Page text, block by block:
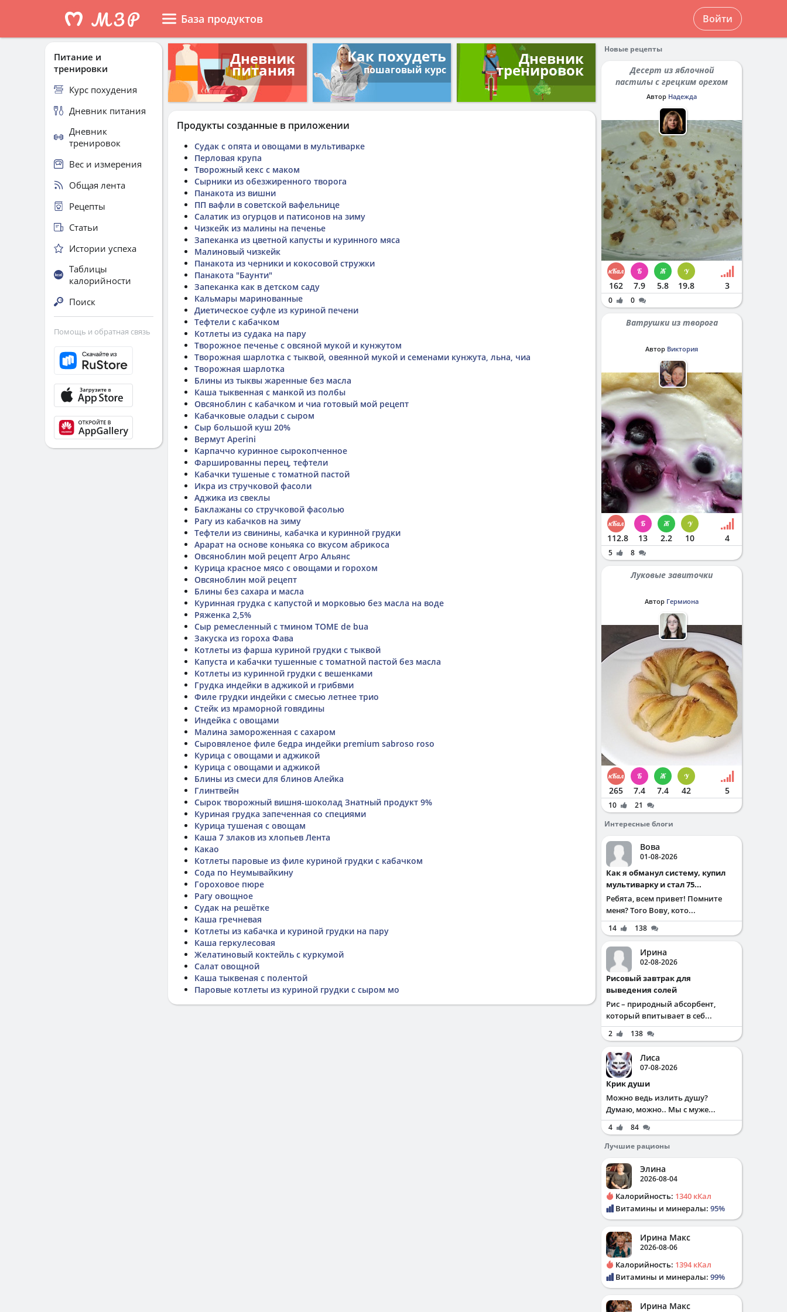
База продуктов Войти
Дневник
питания
Как похудеть
пошаговый курс
Дневник
тренировок
Продукты созданные в приложении
Судак с опята и овощами в мультиварке
Перловая крупа
Творожный кекс с маком
Сырники из обезжиренного творога
Панакота из вишни
ПП вафли в советской вафельнице
Салатик из огурцов и патисонов на зиму
Чизкейк из малины на печенье
Запеканка из цветной капусты и куринного мяса
Малиновый чизкейк
Панакота из черники и кокосовой стружки
Панакота "Баунти"
Запеканка как в детском саду
Кальмары маринованные
Диетическое суфле из куриной печени
Тефтели с кабачком
Котлеты из судака на пару
Творожное печенье с овсяной мукой и кунжутом
Творожная шарлотка с тыквой, овеянной мукой и семенами кунжута, льна, чиа
Творожная шарлотка
Блины из тыквы жаренные без масла
Каша тыквенная с манкой из полбы
Овсяноблин с кабачком и чиа готовый мой рецепт
Кабачковые оладьи с сыром
Сыр большой куш 20%
Вермут Aperini
Карпаччо куринное сырокопченное
Фаршированны перец, тефтели
Кабачки тушеные с томатной пастой
Икра из стручковой фасоли
Аджика из свеклы
Баклажаны со стручковой фасолью
Рагу из кабачков на зиму
Тефтели из свинины, кабачка и куринной грудки
Арарат на основе коньяка со вкусом абрикоса
Овсяноблин мой рецепт Агро Альянс
Курица красное мясо с овощами и горохом
Овсяноблин мой рецепт
Блины без сахара и масла
Куринная грудка с капустой и морковью без масла на воде
Ряженка 2,5%
Сыр ремесленный с тмином TOME de bua
Закуска из гороха Фава
Котлеты из фарша куриной грудки с тыквой
Капуста и кабачки тушенные с томатной пастой без масла
Котлеты из куринной грудки с вешенками
Грудка индейки в аджикой и грибвми
Филе грудки индейки с смесью летнее трио
Стейк из мраморной говядины
Индейка с овощами
Малина замороженная с сахаром
Сыровяленое филе бедра индейки premium sabroso roso
Курица с овощами и аджикой
Курица с овощами и аджикой
Блины из смеси для блинов Алейка
Глинтвейн
Сырок творожный вишня-шоколад Знатный продукт 9%
Куриная грудка запеченная со специями
Курица тушеная с овощам
Каша 7 злаков из хлопьев Лента
Какао
Котлеты паровые из филе куриной грудки с кабачком
Сода по Неумывайкину
Гороховое пюре
Рагу овощное
Судак на решётке
Каша гречневая
Котлеты из кабачка и куриной грудки на пару
Каша геркулесовая
Желатиновый коктейль с куркумой
Салат овощной
Каша тыквеная с полентой
Паровые котлеты из куриной грудки с сыром мо
Питание и
тренировки
Курс похудения
Дневник питания
Дневник
тренировок
Вес и измерения
Общая лента
Рецепты
Статьи
Истории успеха
Таблицы
калорийности
Поиск
Помощь и обратная связь
Новые рецепты
Десерт из яблочной
пастилы с грецким орехом
Автор Надежда
162 7.9 5.8 19.8 3
0 0
Ватрушки из творога
Автор Виктория
112.8 13 2.2 10 4
5 8
Луковые завиточки
Автор Гермиона
265 7.4 7.4 42 5
10
21
Интересные блоги
Вова
01-08-2026
Как я обманул систему, купил
мультиварку и стал 75...
Ребята, всем привет! Помните
меня? Того Вову, кото...
14 138
Ирина
02-08-2026
Рисовый завтрак для
выведения солей
Рис – природный абсорбент,
который впитывает в себ...
2 138
Лиса
07-08-2026
Крик души
Можно ведь излить душу?
Думаю, можно.. Мы с муже...
4
84
Лучшие рационы
Элина
2026-08-04
Калорийность: 1340 кКал
Витамины и минералы: 95%
Ирина Макс
2026-08-06
Калорийность: 1394 кКал
Витамины и минералы: 99%
Ирина Макс